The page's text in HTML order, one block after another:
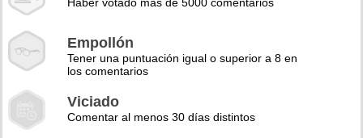
Empollón
Tener una puntuación igual o superior a 8 en
los comentarios
Viciado
Comentar al menos 30 días distintos